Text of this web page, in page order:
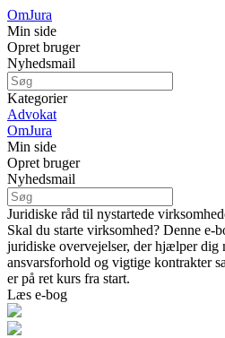
OmJura
Min side
Opret bruger
Nyhedsmail
Kategorier
Advokat
OmJura
Min side
Opret bruger
Nyhedsmail
Juridiske råd til nystartede
Skal du starte virksomhed? Denne e-
juridiske overvejelser, der hjælper dig
ansvarsforhold og vigtige kontrakter
er på ret kurs fra start.
Læs e-bog